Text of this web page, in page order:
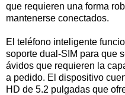
que requieren una forma
mantenerse conectados.
El teléfono inteligente
soporte dual-SIM para que
ávidos que requieren la
a pedido. El dispositivo
HD de 5.2 pulgadas que